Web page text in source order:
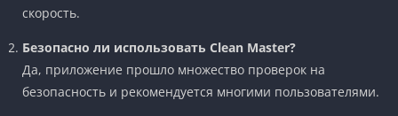
скорость.
Безопасно ли использовать Clean Master?
Да, приложение прошло множество проверок на
безопасность и рекомендуется многими пользователями.